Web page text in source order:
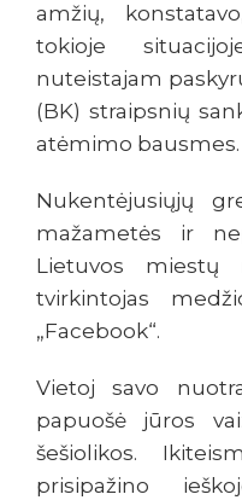
amžių,
tokioje
nuteistajam
(BK) straipsnių
atėmimo bausmes.
Nukentėjusiųjų
mažametės ir
Lietuvos miestų
tvirkintojas
„Facebook“.
Vietoj savo
papuošė jūros
šešiolikos.
prisipažino